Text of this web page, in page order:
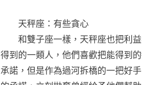
天秤座：有些貪心
和雙子座一樣，天秤座也把利益
得到的一類人，他們喜歡把能得到
承諾，但是作為過河拆橋的一把好